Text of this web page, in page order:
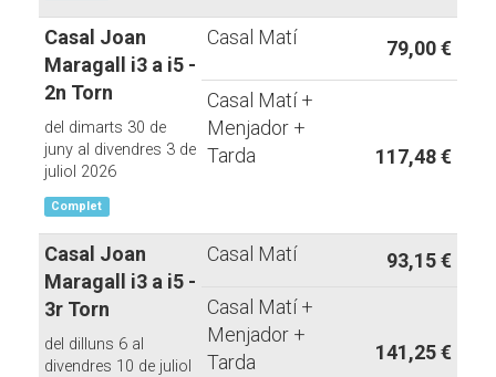
Casal Joan
Maragall i3 a i5 -
2n Torn
del dimarts 30 de
juny al divendres 3 de
juliol 2026
Complet
Casal Matí 79,00 €
Casal Matí +
Menjador +
Tarda
117,48 €
Casal Joan
Maragall i3 a i5 -
3r Torn
del dilluns 6 al
divendres 10 de juliol
Casal Matí
93,15 €
Casal Matí +
Menjador +
Tarda
141,25 €